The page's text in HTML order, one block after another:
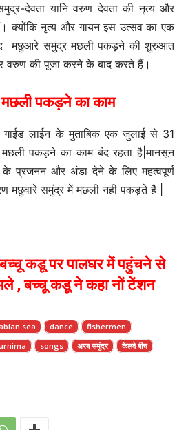
देवता यानि वरुण देवता की नृत्य और
क्योंकि नृत्य और गायन इस उत्सव का एक
मछुआरे समुंद्र मछली पकड़ने की शुरुआत
वरुण की पूजा करने के बाद करते हैं।
मछली पकड़ने का काम
गाईड लाईन के मुताबिक एक जुलाई से 31
पकड़ने का काम बंद रहता है|मानसून
के प्रजनन और अंडा देने के लिए महत्वपूर्ण
मछुवारे समुंद्र में मछली नही पकड़ते है |
कडू पर पालघर में पहुंचने से
, बच्चू कडू ने कहा नों टेंशन
sea dance
fishermen
songs अरब समुंद्र
केलवे बीच